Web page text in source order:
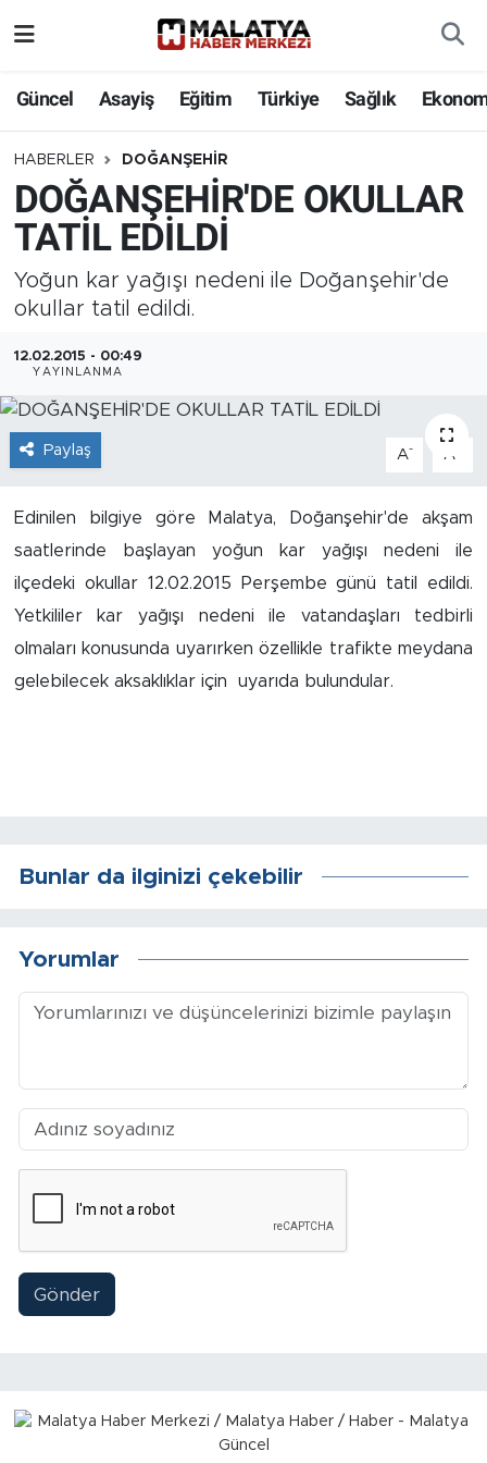
Güncel Asayiş Eğitim Türkiye Sağlık
HABERLER DOĞANŞEHIR
DOĞANŞEHİR'DE OKULLAR
TATİL EDİLDİ
Yoğun kar yağışı nedeni ile Doğanşehir'de
okullar tatil edildi.
12.02.2015 - 00:49
YAYINLANMA
Paylaş A- A
Edinilen bilgiye göre Malatya, Doğanşehir'de akşam
saatlerinde başlayan yoğun kar yağışı nedeni ile
ilçedeki okullar 12.02.2015 Perşembe günü tatil edildi.
Yetkililer kar yağışı nedeni ile vatandaşları tedbirli
olmaları konusunda uyarırken özellikle trafikte meydana
gelebilecek aksaklıklar için uyarıda bulundular.
Bunlar da ilginizi çekebilir
Yorumlar
Gönder
Eğitim
Türkiye
Sağlık
Ekonomi
Güncel
Kültür
Teknoloji
İş İlanları
Dünya
Spor
Yazıhan
Arapgir
Darende
Doğanşehir
Hekimhan
Kale
Magazin